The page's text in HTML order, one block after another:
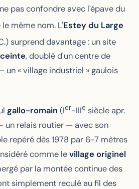
pas confondre avec l'épave du
même nom. L'Estey du Large
surprend davantage : un site
, doublé d'un centre de
un « village industriel » gaulois
gallo-romain (Ier-IIIe siècle apr.
un relais routier — avec son
repéré dès 1978 par 6-7 mètres
comme levillage originel
par la montée continue des
simplement reculé au fil des